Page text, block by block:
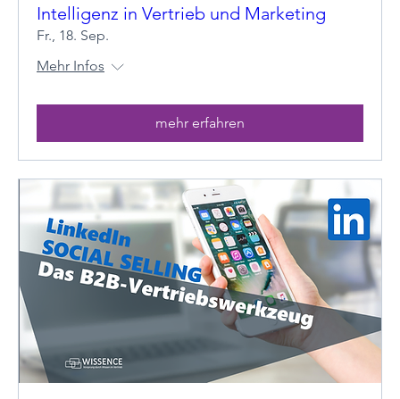
Intelligenz in Vertrieb und Marketing
Fr., 18. Sep.
Mehr Infos
mehr erfahren